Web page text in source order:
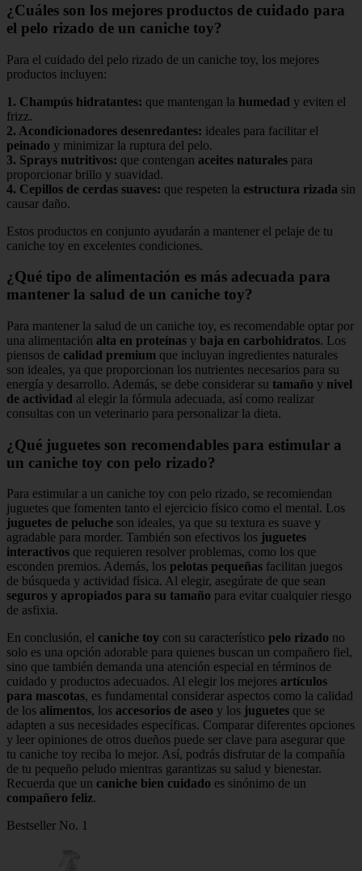
¿Cuáles son los mejores productos de cuidado para
el pelo rizado de un caniche toy?
Para el cuidado del pelo rizado de un caniche toy, los mejores
productos incluyen:
1. Champús hidratantes: que mantengan la humedad y eviten el
frizz.
2. Acondicionadores desenredantes: ideales para facilitar el
peinado y minimizar la ruptura del pelo.
3. Sprays nutritivos: que contengan aceites naturales para
proporcionar brillo y suavidad.
4. Cepillos de cerdas suaves: que respeten la estructura rizada sin
causar daño.
Estos productos en conjunto ayudarán a mantener el pelaje de tu
caniche toy en excelentes condiciones.
¿Qué tipo de alimentación es más adecuada para
mantener la salud de un caniche toy?
Para mantener la salud de un caniche toy, es recomendable optar por
una alimentación alta en proteínas y baja en carbohidratos. Los
piensos de calidad premium que incluyan ingredientes naturales
son ideales, ya que proporcionan los nutrientes necesarios para su
energía y desarrollo. Además, se debe considerar su tamaño y nivel
de actividad al elegir la fórmula adecuada, así como realizar
consultas con un veterinario para personalizar la dieta.
¿Qué juguetes son recomendables para estimular a
un caniche toy con pelo rizado?
Para estimular a un caniche toy con pelo rizado, se recomiendan
juguetes que fomenten tanto el ejercicio físico como el mental. Los
juguetes de peluche son ideales, ya que su textura es suave y
agradable para morder. También son efectivos los juguetes
interactivos que requieren resolver problemas, como los que
esconden premios. Además, los pelotas pequeñas facilitan juegos
de búsqueda y actividad física. Al elegir, asegúrate de que sean
seguros y apropiados para su tamaño para evitar cualquier riesgo
de asfixia.
En conclusión, el caniche toy con su característico pelo rizado no
solo es una opción adorable para quienes buscan un compañero fiel,
sino que también demanda una atención especial en términos de
cuidado y productos adecuados. Al elegir los mejores artículos
para mascotas, es fundamental considerar aspectos como la calidad
de los alimentos, los accesorios de aseo y los juguetes que se
adapten a sus necesidades específicas. Comparar diferentes opciones
y leer opiniones de otros dueños puede ser clave para asegurar que
tu caniche toy reciba lo mejor. Así, podrás disfrutar de la compañía
de tu pequeño peludo mientras garantizas su salud y bienestar.
Recuerda que un caniche bien cuidado es sinónimo de un
compañero feliz.
Bestseller No. 1